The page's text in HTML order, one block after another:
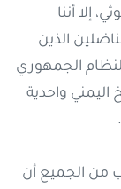
إلا أننا
الذين
الجمهوري
واحدية
من الجميع أن